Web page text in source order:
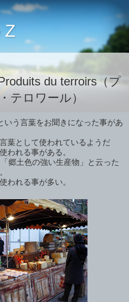
Z
du terroirs（プ
テロワール）
いう言葉をお聞きになった事があ
葉として使われているようだ
われる事がある。
郷土色の強い生産物」と云った
われる事が多い。